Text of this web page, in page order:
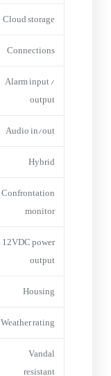
Cloud storage
Connections
Alarm input /
output
Audio in/out
Hybrid
Confrontation
monitor
12VDC power
output
Housing
Weather rating
Vandal
resistant